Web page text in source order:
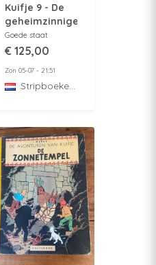
Kuifje 9 - De
geheimzinnige
ster - HC - 1e
druk 1947
Goede staat
€ 125,00
Zon 05-07 - 21:51
StripboekenZolder